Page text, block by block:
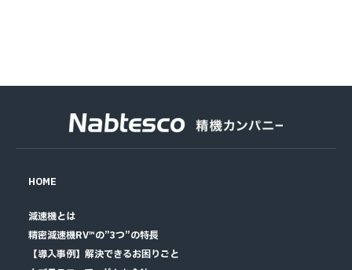
HOME
減速機とは
精密減速機RV™の”3つ”の特長
【導入事例】解決できるお困りごと